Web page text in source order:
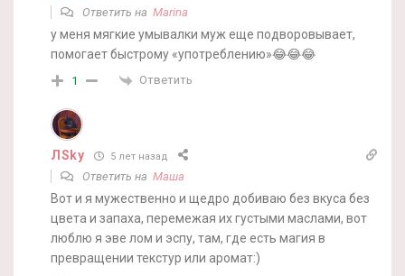
Ответить на Marina
у меня мягкие умывалки муж еще подворовывает,
помогает быстрому «употреблению»😂😂😂
1 Ответить
ЛSky 5 лет назад
Ответить на Маша
Вот и я мужественно и щедро добиваю без вкуса без
цвета и запаха, перемежая их густыми маслами, вот
люблю я эве лом и эспу, там, где есть магия в
превращении текстур или аромат:)